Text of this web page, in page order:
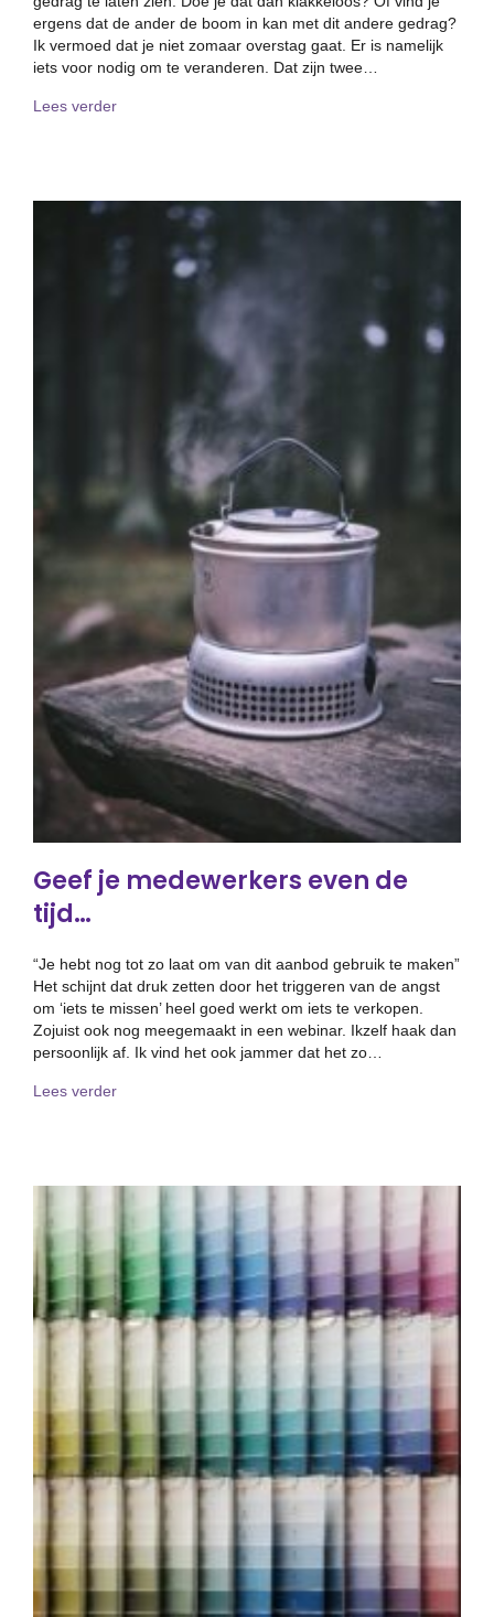
ergens dat de ander de boom in kan met dit andere gedrag?
Ik vermoed dat je niet zomaar overstag gaat. Er is namelijk
iets voor nodig om te veranderen. Dat zijn twee…
Lees verderabout ‘No pain, no gain…’
Geef je medewerkers even de
tijd…
“Je hebt nog tot zo laat om van dit aanbod gebruik te maken”
Het schijnt dat druk zetten door het triggeren van de angst
om ‘iets te missen’ heel goed werkt om iets te verkopen.
Zojuist ook nog meegemaakt in een webinar. Ikzelf haak dan
persoonlijk af. Ik vind het ook jammer dat het zo…
Lees verderabout Geef je medewerkers even de tijd…